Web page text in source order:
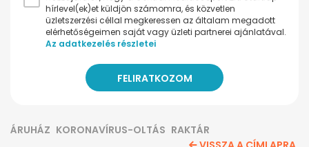
hírlevel(ek)et küldjön számomra, és közvetlen
üzletszerzési céllal megkeressen az általam megadott
elérhetőségeimen saját vagy üzleti partnerei ajánlatával.
Az adatkezelés részletei
ÁRUHÁZ KORONAVÍRUS-OLTÁS RAKTÁR